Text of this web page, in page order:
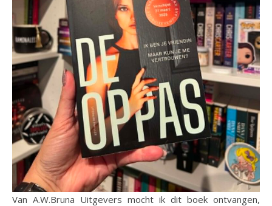
Van A.W.Bruna Uitgevers mocht ik dit boek ontvangen,